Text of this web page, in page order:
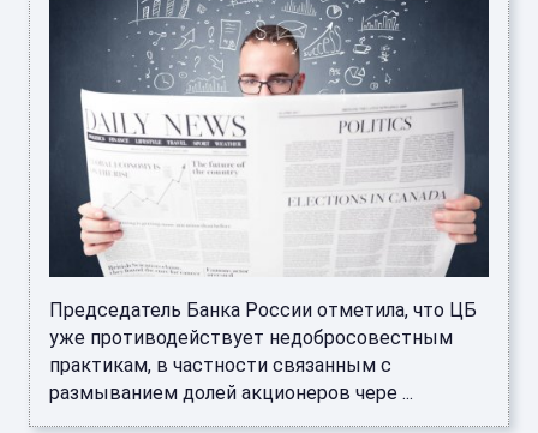
Председатель Банка России отметила, что ЦБ
уже противодействует недобросовестным
практикам, в частности связанным с
размыванием долей акционеров чере ...